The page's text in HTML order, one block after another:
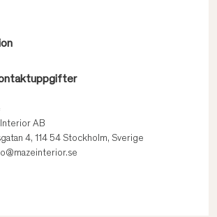
Interior AB
4, 114 54 Stockholm, Sverige